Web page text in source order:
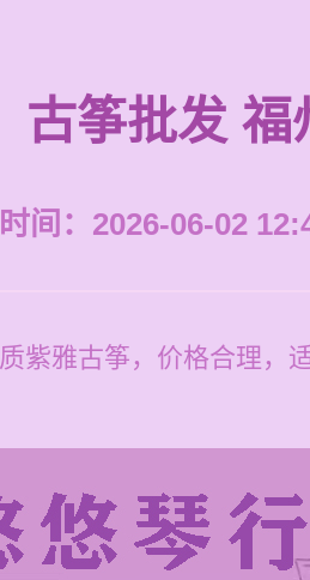
古筝批发 福
时间：2026-06-02
紫雅古筝，价格合理，